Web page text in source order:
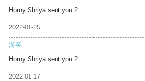
Horny Shriya sent you 2
2022-01-25
游客
Horny Shriya sent you 2
2022-01-17